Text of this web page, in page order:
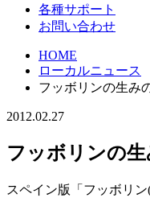
各種サポート
お問い合わせ
HOME
ローカルニュース
フッボリンの生み
2012.02.27
フッボリンの
スペイン版「フッボリ